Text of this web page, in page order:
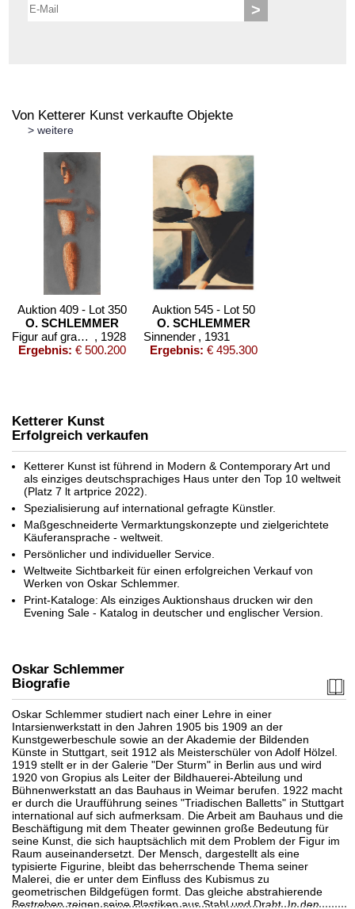
>
Von Ketterer Kunst verkaufte Objekte
> weitere
Auktion 409 - Lot 350
O. SCHLEMMER
Figur auf grauem Grund , 1928
Ergebnis: € 500.200
Auktion 545 - Lot 50
O. SCHLEMMER
Sinnender , 1931
Ergebnis: € 495.300
Auktion 535 - Lot 37
OSKAR SCHLEMMER
Vierergruppe mit Grau, 1930
Ergebnis:€ 425.000
Auktion 415 - Lot 351
O. SCHLEMMER
Kopf nach links, 1928
Ergebnis:€ 378.200
Ketterer Kunst
Erfolgreich verkaufen
Ketterer Kunst ist führend in Modern & Contemporary Art und
als einziges deutschsprachiges Haus unter den Top 10 weltweit
(Platz 7 lt artprice 2022).
Spezialisierung auf international gefragte Künstler.
Maßgeschneiderte Vermarktungskonzepte und zielgerichtete
Käuferansprache - weltweit.
Persönlicher und individueller Service.
Weltweite Sichtbarkeit für einen erfolgreichen Verkauf von
Werken von Oskar Schlemmer.
Print-Kataloge: Als einziges Auktionshaus drucken wir den
Evening Sale - Katalog in deutscher und englischer Version.
Oskar Schlemmer
Biografie
Oskar Schlemmer studiert nach einer Lehre in einer
Intarsienwerkstatt in den Jahren 1905 bis 1909 an der
Kunstgewerbeschule sowie an der Akademie der Bildenden
Künste in Stuttgart, seit 1912 als Meisterschüler von Adolf Hölzel.
1919 stellt er in der Galerie "Der Sturm" in Berlin aus und wird
1920 von Gropius als Leiter der Bildhauerei-Abteilung und
Bühnenwerkstatt an das Bauhaus in Weimar berufen. 1922 macht
er durch die Uraufführung seines "Triadischen Balletts" in Stuttgart
international auf sich aufmerksam. Die Arbeit am Bauhaus und die
Beschäftigung mit dem Theater gewinnen große Bedeutung für
seine Kunst, die sich hauptsächlich mit dem Problem der Figur im
Raum auseinandersetzt. Der Mensch, dargestellt als eine
typisierte Figurine, bleibt das beherrschende Thema seiner
Malerei, die er unter dem Einfluss des Kubismus zu
geometrischen Bildgefügen formt. Das gleiche abstrahierende
Bestreben zeigen seine Plastiken aus Stahl und Draht. In den